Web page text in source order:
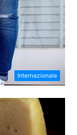
Internazionale